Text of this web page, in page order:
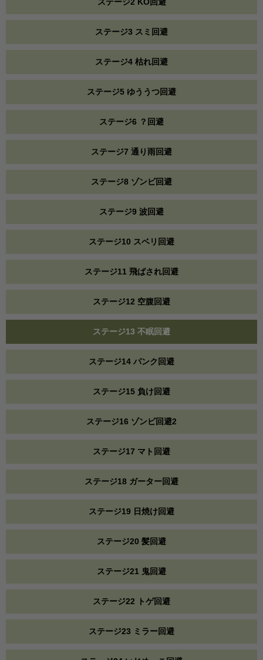
ステージ3 スミ回避
ステージ4 枯れ回避
ステージ5 ゆううつ回避
ステージ6 ？回避
ステージ7 通り雨回避
ステージ8 ゾンビ回避
ステージ9 波回避
ステージ10 スベリ回避
ステージ11 飛ばされ回避
ステージ12 空腹回避
ステージ13 不眠回避
ステージ14 パンク回避
ステージ15 負け回避
ステージ16 ゾンビ回避2
ステージ17 マト回避
ステージ18 ガーター回避
ステージ19 日焼け回避
ステージ20 髪回避
ステージ21 鬼回避
ステージ22 トゲ回避
ステージ23 ミラー回避